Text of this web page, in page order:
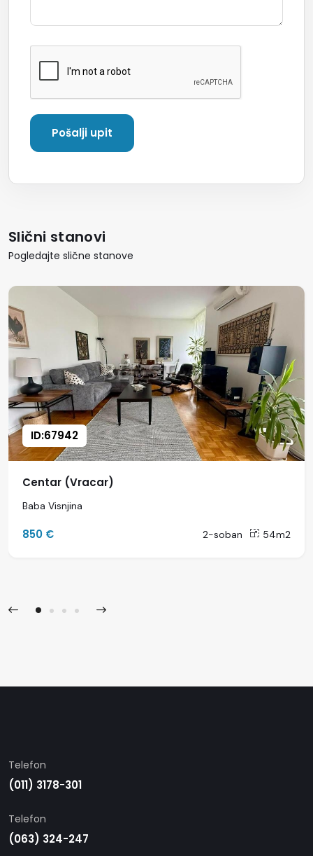
Slični stanovi
Pogledajte slične stanove
ID:67942
Centar (Vracar)
Baba Visnjina
850 € 2-soban 54m2
Telefon
(011) 3178-301
Telefon
(063) 324-247